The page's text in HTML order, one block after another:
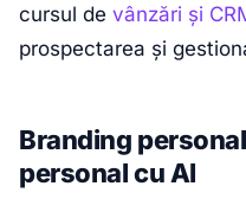
cursul de vânzări și
prospectarea și
Branding
personal cu AI